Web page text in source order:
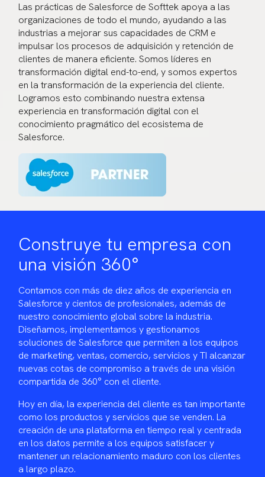
Las prácticas de Salesforce de Softtek apoya a las
organizaciones de todo el mundo, ayudando a las
industrias a mejorar sus capacidades de CRM e
impulsar los procesos de adquisición y retención de
clientes de manera eficiente. Somos líderes en
transformación digital end-to-end, y somos expertos
en la transformación de la experiencia del cliente.
Logramos esto combinando nuestra extensa
experiencia en transformación digital con el
conocimiento pragmático del ecosistema de
Salesforce.
Construye tu empresa con
una visión 360°
Contamos con más de diez años de experiencia en
Salesforce y cientos de profesionales, además de
nuestro conocimiento global sobre la industria.
Diseñamos, implementamos y gestionamos
soluciones de Salesforce que permiten a los equipos
de marketing, ventas, comercio, servicios y TI alcanzar
nuevas cotas de compromiso a través de una visión
compartida de 360° con el cliente.
Hoy en día, la experiencia del cliente es tan importante
como los productos y servicios que se venden. La
creación de una plataforma en tiempo real y centrada
en los datos permite a los equipos satisfacer y
mantener un relacionamiento maduro con los clientes
a largo plazo.